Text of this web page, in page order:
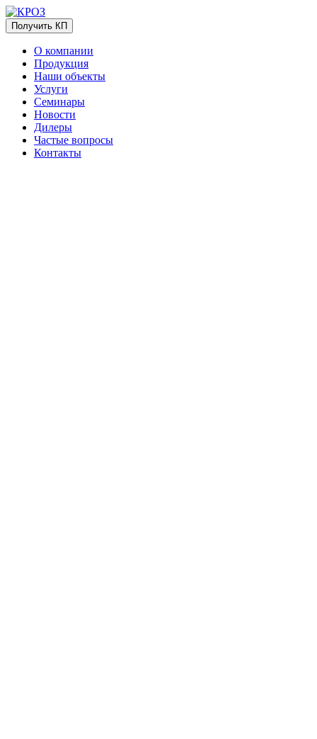
Получить КП
О компании
Продукция
Наши объекты
Услуги
Семинары
Новости
Дилеры
Частые вопросы
Контакты